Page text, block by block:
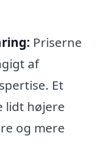
Priserne
af
Et
lidt højere
og mere